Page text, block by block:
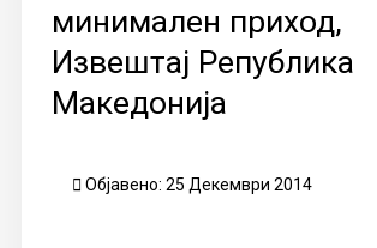
минимален приход,
Извештај Република
Македонија
Објавено: 25 Декември 2014